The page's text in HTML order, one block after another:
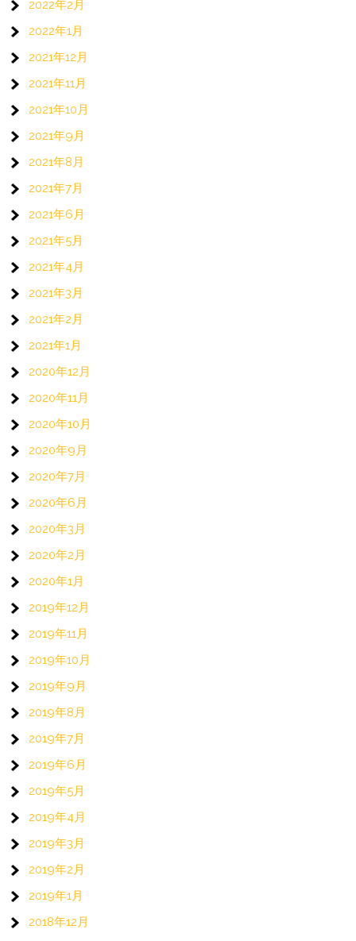
2022年2月
2022年1月
2021年12月
2021年11月
2021年10月
2021年9月
2021年8月
2021年7月
2021年6月
2021年5月
2021年4月
2021年3月
2021年2月
2021年1月
2020年12月
2020年11月
2020年10月
2020年9月
2020年7月
2020年6月
2020年3月
2020年2月
2020年1月
2019年12月
2019年11月
2019年10月
2019年9月
2019年8月
2019年7月
2019年6月
2019年5月
2019年4月
2019年3月
2019年2月
2019年1月
2018年12月